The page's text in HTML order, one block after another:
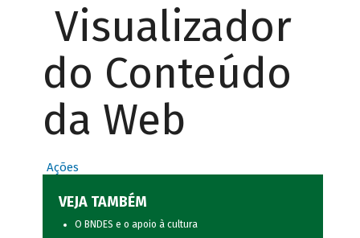
Visualizador
do Conteúdo
da Web
Ações
VEJA TAMBÉM
O BNDES e o apoio à cultura